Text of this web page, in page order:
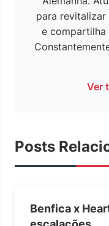
para revitalizar
e compartilha
Ver
Posts
Benfica x